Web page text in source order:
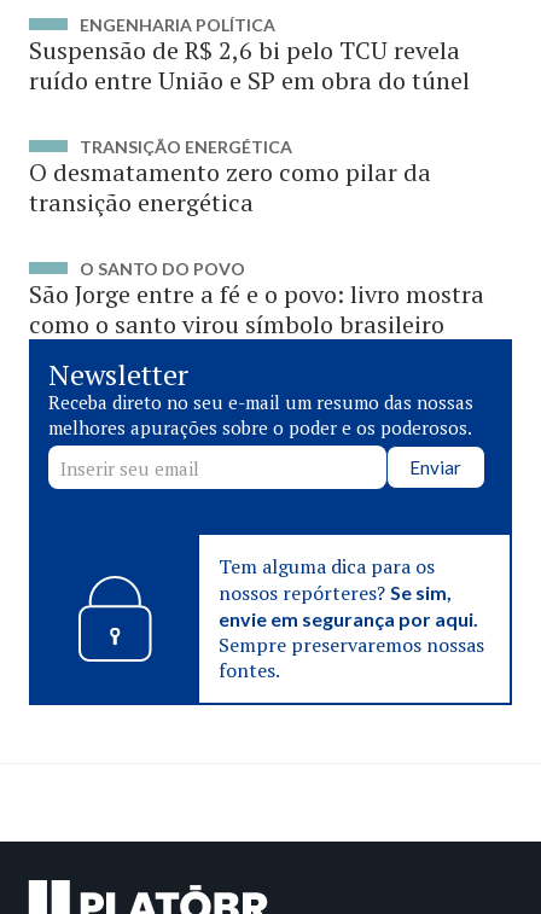
ENGENHARIA POLÍTICA
Suspensão de R$ 2,6 bi pelo TCU revela
ruído entre União e SP em obra do túnel
TRANSIÇÃO ENERGÉTICA
O desmatamento zero como pilar da
transição energética
O SANTO DO POVO
São Jorge entre a fé e o povo: livro mostra
como o santo virou símbolo brasileiro
Newsletter
Receba direto no seu e-mail um resumo das nossas
melhores apurações sobre o poder e os poderosos.
Enviar
Tem alguma dica para os
nossos repórteres? Se sim,
envie em segurança por aqui.
Sempre preservaremos nossas
fontes.